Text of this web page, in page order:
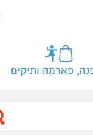
פארמה ותיקים